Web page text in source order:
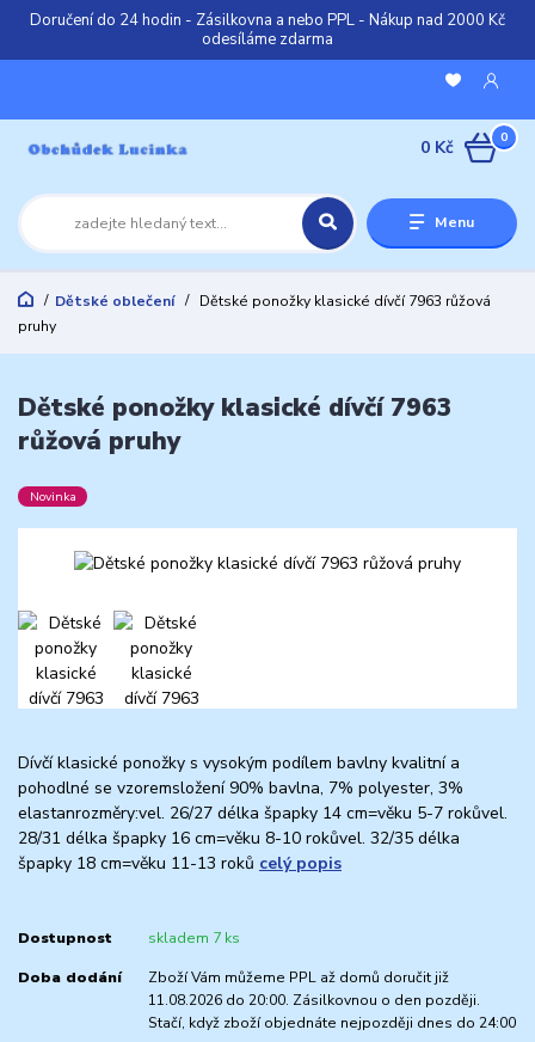
Doručení do 24 hodin - Zásilkovna a nebo PPL - Nákup nad 2000 Kč
odesíláme zdarma
Menu
0
0 Kč
Dětské oblečení
Dětské ponožky klasické dívčí 7963 růžová
pruhy
Dětské ponožky klasické dívčí 7963
růžová pruhy
Novinka
Dívčí klasické ponožky s vysokým podílem bavlny kvalitní a
pohodlné se vzoremsložení 90% bavlna, 7% polyester, 3%
elastanrozměry:vel. 26/27 délka špapky 14 cm=věku 5-7 rokůvel.
28/31 délka špapky 16 cm=věku 8-10 rokůvel. 32/35 délka
špapky 18 cm=věku 11-13 roků celý popis
Dostupnost skladem 7 ks
Doba dodání
Zboží Vám můžeme PPL až domů doručit již
11.08.2026 do 20:00. Zásilkovnou o den později.
Stačí, když zboží objednáte nejpozději dnes do 24:00